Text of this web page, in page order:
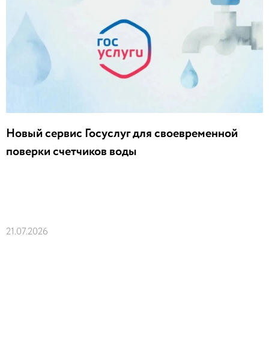
Новый сервис Госуслуг для своевременной
поверки счетчиков воды
21.07.2026